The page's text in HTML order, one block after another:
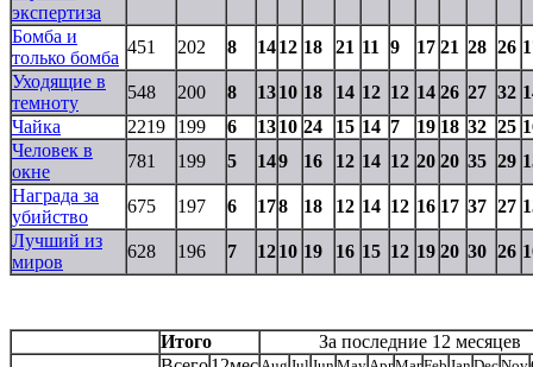
экспертиза
Бомба и
только бомба
451 202 8 1412 18 21 11 9 17 21 28 26
Уходящие в
темноту
548 200 8 1310 18 14 12 12 14 26 27 32
Чайка
2219 199 6 1310 24 15 14 7 19 18 32 25
Человек в
окне
781 199 5 149 16 12 14 12 20 20 35 29
Награда за
убийство
675 197 6 178 18 12 14 12 16 17 37 27
Лучший из
миров
628 196 7 1210 19 16 15 12 19 20 30 26
Итого
За последние 12 месяцев